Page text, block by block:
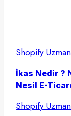
Shopify
İkas Nedir ?
Nesil E-
Shopify